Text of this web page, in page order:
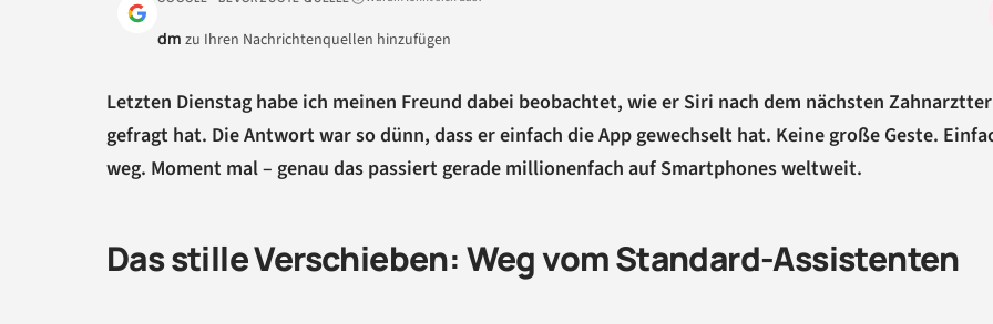
dm zu Ihren Nachrichtenquellen hinzufügen
Letzten Dienstag habe ich meinen Freund dabei beobachtet, wie er Siri nach dem nächsten
gefragt hat. Die Antwort war so dünn, dass er einfach die App gewechselt hat. Keine große Geste.
weg. Moment mal – genau das passiert gerade millionenfach auf Smartphones weltweit.
Das stille Verschieben: Weg vom Standard-Assistenten